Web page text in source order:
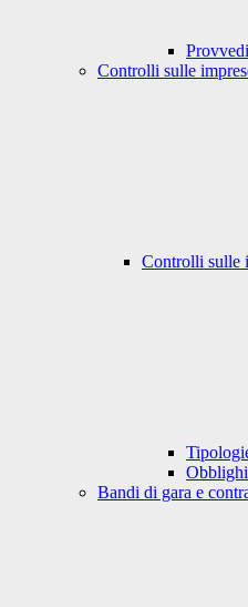
Controlli sulle
Controlli sulle
Bandi di gara e